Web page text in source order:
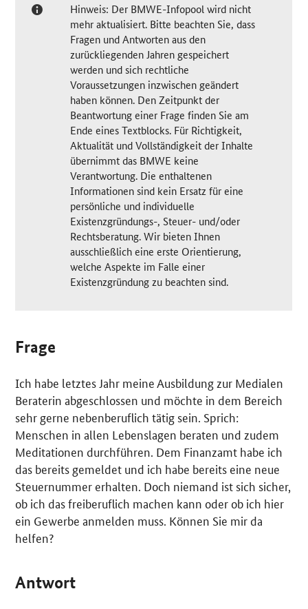
Hinweis: Der BMWE-Infopool wird nicht
mehr aktualisiert. Bitte beachten Sie, dass
Fragen und Antworten aus den
zurückliegenden Jahren gespeichert
werden und sich rechtliche
Voraussetzungen inzwischen geändert
haben können. Den Zeitpunkt der
Beantwortung einer Frage finden Sie am
Ende eines Textblocks. Für Richtigkeit,
Aktualität und Vollständigkeit der Inhalte
übernimmt das BMWE keine
Verantwortung. Die enthaltenen
Informationen sind kein Ersatz für eine
persönliche und individuelle
Existenzgründungs-, Steuer- und/oder
Rechtsberatung. Wir bieten Ihnen
ausschließlich eine erste Orientierung,
welche Aspekte im Falle einer
Existenzgründung zu beachten sind.
Frage
Ich habe letztes Jahr meine Ausbildung zur Medialen
Beraterin abgeschlossen und möchte in dem Bereich
sehr gerne nebenberuflich tätig sein. Sprich:
Menschen in allen Lebenslagen beraten und zudem
Meditationen durchführen. Dem Finanzamt habe ich
das bereits gemeldet und ich habe bereits eine neue
Steuernummer erhalten. Doch niemand ist sich sicher,
ob ich das freiberuflich machen kann oder ob ich hier
ein Gewerbe anmelden muss. Können Sie mir da
helfen?
Antwort